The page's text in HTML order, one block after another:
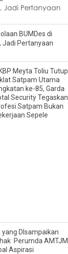
BUMDes di
Jadi Pertanyaan
Meyta Toliu Tutup
Satpam Utama
ke-85, Garda
Security Tegaskan
Satpam Bukan
Sepele
yang DIsampaikan
Perumda AMTJM
Aspirasi